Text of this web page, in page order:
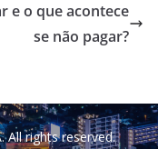
e o que acontece
se não pagar?
. All rights reserved.